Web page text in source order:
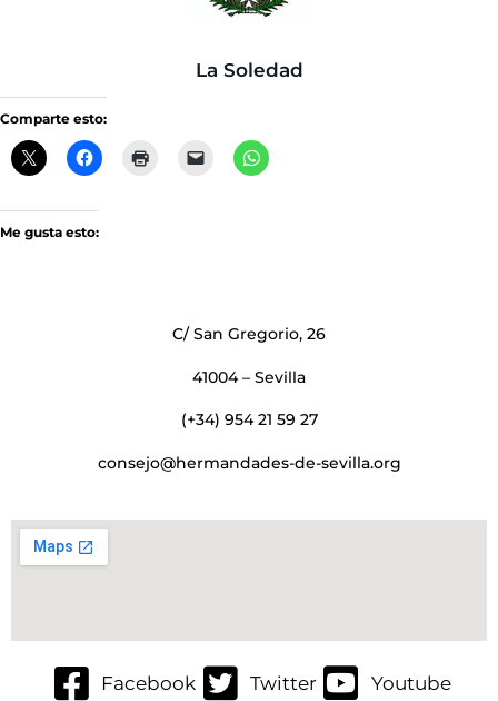
La Soledad
Comparte esto:
Me gusta esto:
C/ San Gregorio, 26
41004 – Sevilla
(+34) 954 21 59 27
consejo@hermandades-de-sevilla.org
Facebook Twitter Youtube